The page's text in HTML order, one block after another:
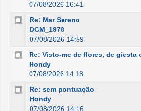
07/08/2026 16:41
Re: Mar Sereno
DCM_1978
07/08/2026 14:59
Re: Visto-me de flores, de giesta
Hondy
07/08/2026 14:18
Re: sem pontuação
Hondy
07/08/2026 14:16